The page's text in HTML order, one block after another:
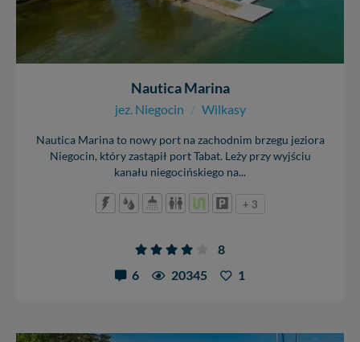
Nautica Marina
jez. Niegocin / Wilkasy
Nautica Marina to nowy port na zachodnim brzegu jeziora
Niegocin, który zastąpił port Tabat. Leży przy wyjściu
kanału niegocińskiego na...
+ 3
8
6
20345 1